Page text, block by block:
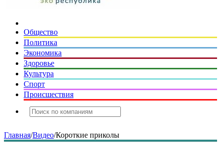
Общество
Политика
Экономика
Здоровье
Культура
Спорт
Происшествия
Главная/Видео/Короткие приколы